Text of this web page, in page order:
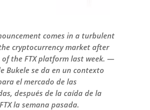
comes in a turbulent
cryptocurrency market after
of the FTX platform last week. —
Bukele se da en un contexto
el mercado de las
después de la caída de la
la semana pasada.